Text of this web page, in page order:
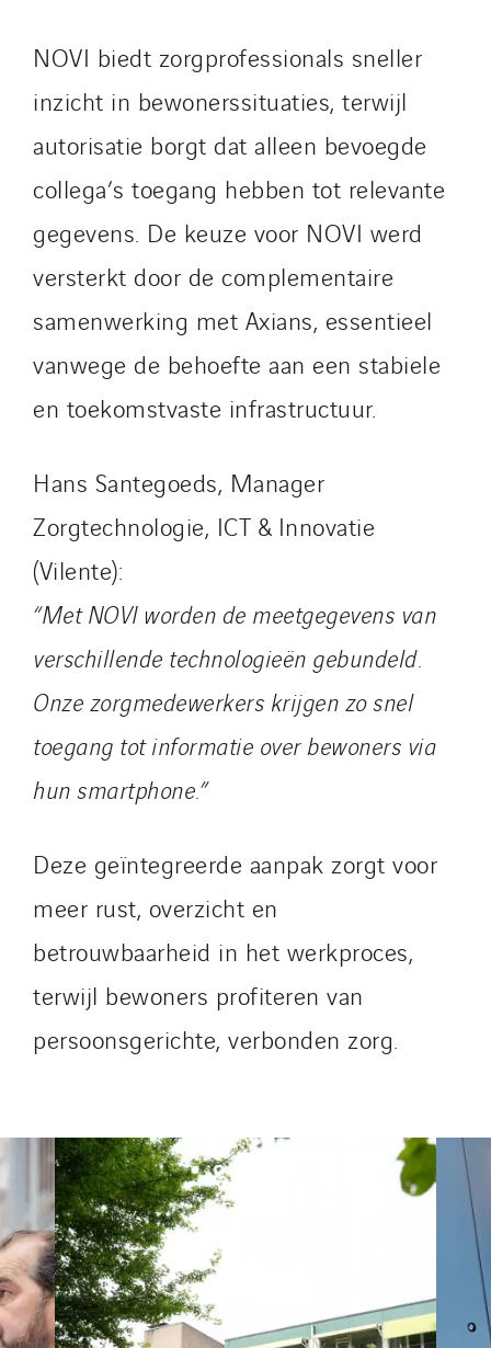
NOVI biedt zorgprofessionals sneller
inzicht in bewonerssituaties, terwijl
autorisatie borgt dat alleen bevoegde
collega’s toegang hebben tot relevante
gegevens. De keuze voor NOVI werd
versterkt door de complementaire
samenwerking met Axians, essentieel
vanwege de behoefte aan een stabiele
en toekomstvaste infrastructuur.
Hans Santegoeds, Manager
Zorgtechnologie, ICT & Innovatie
(Vilente):
“Met NOVI worden de meetgegevens van
verschillende technologieën gebundeld.
Onze zorgmedewerkers krijgen zo snel
toegang tot informatie over bewoners via
hun smartphone.”
Deze geïntegreerde aanpak zorgt voor
meer rust, overzicht en
betrouwbaarheid in het werkproces,
terwijl bewoners profiteren van
persoonsgerichte, verbonden zorg.
SDEL Transport Services
SEDD
Service One Alliance
Seves
SKE-International
Smart Building Energies
Socalec
Sotécnica
SparkEx® Funkenlöschanlagen
STE Armor
Strasser
Sylvestre Energies
TelComTec
Telematic Solutions
TG Concept
Thermo Réfrigération
Tiab
Top Thermique
Travesset Beziers
Tunzini Antilles
Tunzini Maintenance Nucléaire
TUNZINI Nucléaire
Tunzini Toulouse
Tunzini Troyes
Twyver
Valette
VINCI Stiftung
SITES PAYS
Austria
Belgium